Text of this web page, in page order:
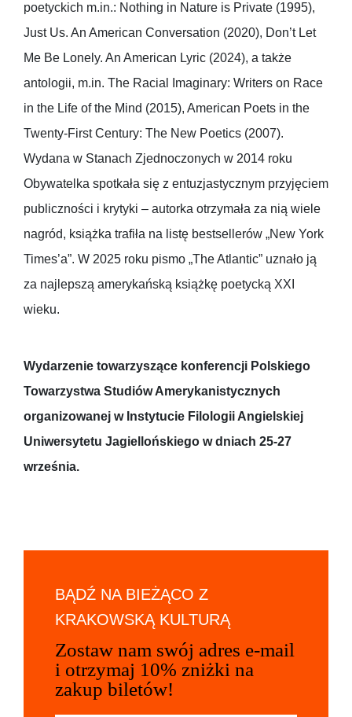
poetyckich m.in.: Nothing in Nature is Private (1995),
Just Us. An American Conversation (2020), Don’t Let
Me Be Lonely. An American Lyric (2024), a także
antologii, m.in. The Racial Imaginary: Writers on Race
in the Life of the Mind (2015), American Poets in the
Twenty-First Century: The New Poetics (2007).
Wydana w Stanach Zjednoczonych w 2014 roku
Obywatelka spotkała się z entuzjastycznym przyjęciem
publiczności i krytyki – autorka otrzymała za nią wiele
nagród, książka trafiła na listę bestsellerów „New York
Times’a”. W 2025 roku pismo „The Atlantic” uznało ją
za najlepszą amerykańską książkę poetycką XXI
wieku.
Wydarzenie towarzyszące konferencji Polskiego
Towarzystwa Studiów Amerykanistycznych
organizowanej w Instytucie Filologii Angielskiej
Uniwersytetu Jagiellońskiego w dniach 25-27
września.
BĄDŹ NA BIEŻĄCO Z
KRAKOWSKĄ KULTURĄ
Zostaw nam swój adres e-mail
i otrzymaj 10% zniżki na
zakup biletów!